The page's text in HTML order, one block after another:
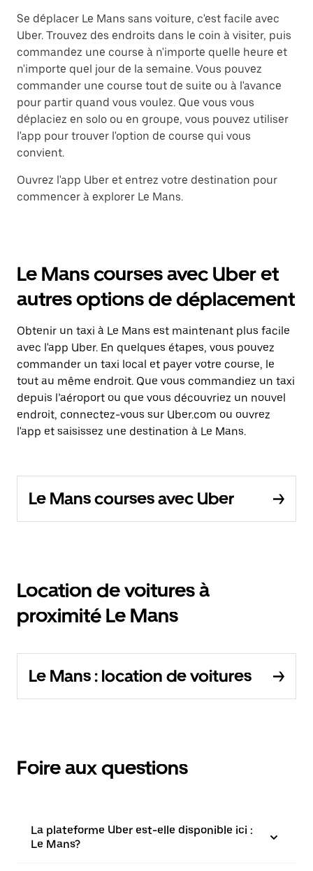
Se déplacer Le Mans sans voiture, c'est facile avec
Uber. Trouvez des endroits dans le coin à visiter, puis
commandez une course à n'importe quelle heure et
n'importe quel jour de la semaine. Vous pouvez
commander une course tout de suite ou à l'avance
pour partir quand vous voulez. Que vous vous
déplaciez en solo ou en groupe, vous pouvez utiliser
l'app pour trouver l'option de course qui vous
convient.
Ouvrez l'app Uber et entrez votre destination pour
commencer à explorer Le Mans.
Le Mans courses avec Uber et
autres options de déplacement
Obtenir un taxi à Le Mans est maintenant plus facile
avec l'app Uber. En quelques étapes, vous pouvez
commander un taxi local et payer votre course, le
tout au même endroit. Que vous commandiez un taxi
depuis l’aéroport ou que vous découvriez un nouvel
endroit, connectez-vous sur Uber.com ou ouvrez
l'app et saisissez une destination à Le Mans.
Le Mans courses avec Uber
Location de voitures à
proximité Le Mans
Le Mans : location de voitures
Foire aux questions
La plateforme Uber est-elle disponible ici :
Le Mans?